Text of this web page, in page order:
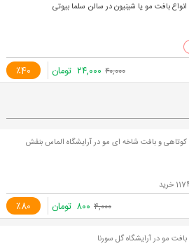
انواع بافت مو یا شینیون در سالن سلما بیوتی
٪40 ۴۰,۰۰۰ ۲۴,۰۰۰ تومان
کوتاهی و بافت شاخه ای مو در آرایشگاه الماس بنفش
٪80 ۴,۰۰۰ ۸۰۰ تومان
بافت مو در آرایشگاه گل سورنا